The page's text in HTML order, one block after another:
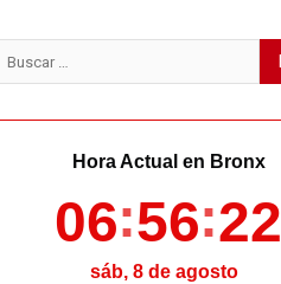
Buscar:
Hora Actual en Bronx
06 56 23
sáb, 8 de agosto